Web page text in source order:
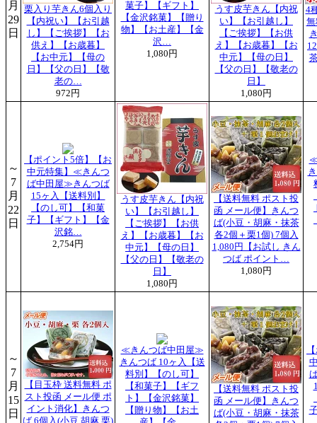
月
29
日
栗入り芋きん6個入り
【内祝い】【お引越
し】【ご挨拶】【お
供え】【お歳暮】
【お中元】【母の
日】【父の日】【敬
老の…
972円
菓子】【ギフト】
【金沢銘菓】【贈り
物】【お土産】【金
沢…
1,080円
うす皮芋きん【内祝
い】【お引越し】
【ご挨拶】【お供
え】【お歳暮】【お
中元】【母の日】
【父の日】【敬老の
日】
1,080円
4
～
7
月
22
日
【ポイント5倍】【お
中元特集】≪きんつ
ば中田屋≫きんつば
15ヶ入【送料別】
【のし可】【和菓
子】【ギフト】【金
沢銘…
2,754円
うす皮芋きん【内祝
い】【お引越し】
【ご挨拶】【お供
え】【お歳暮】【お
中元】【母の日】
【父の日】【敬老の
日】
1,080円
【送料無料 ポスト投
函 メール便】きんつ
ば(小豆・胡麻・抹茶
各2個＋栗1個) 7個入
1,080円【お試し きん
つば ポイント…
1,080円
≪
～
7
月
15
日
【目玉枠 送料無料 ポ
スト投函 メール便 ポ
イント消化】きんつ
≪きんつば中田屋≫
きんつば 10ヶ入【送
料別】【のし可】
【和菓子】【ギフ
ト】【金沢銘菓】
【贈り物】【お土
【送料無料 ポスト投
函 メール便】きんつ
ば(小豆・胡麻・抹茶